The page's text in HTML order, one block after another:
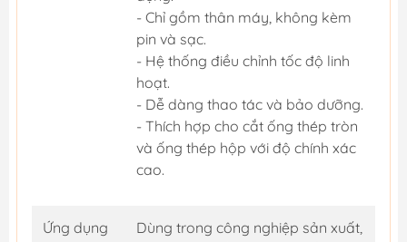
- Chỉ gồm thân máy, không kèm
pin và sạc.
- Hệ thống điều chỉnh tốc độ linh
hoạt.
- Dễ dàng thao tác và bảo dưỡng.
- Thích hợp cho cắt ống thép tròn
và ống thép hộp với độ chính xác
cao.
Ứng dụng
Dùng trong công nghiệp sản xuất,